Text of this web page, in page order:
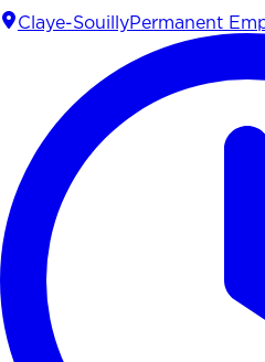
Claye-SouillyPermanent